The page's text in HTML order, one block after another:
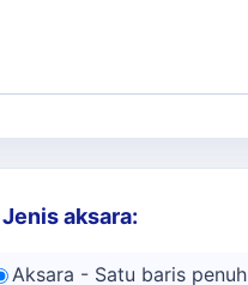
Jenis aksara:
Aksara - Satu baris penuh